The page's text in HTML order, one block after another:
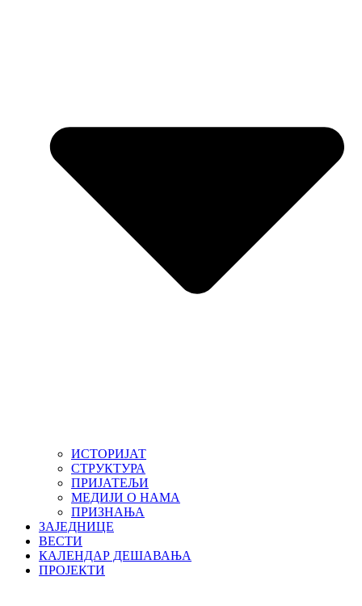
ИСТОРИЈАТ
СТРУКТУРА
ПРИЈАТЕЉИ
МЕДИЈИ О НАМА
ПРИЗНАЊА
ЗАЈЕДНИЦЕ
ВЕСТИ
КАЛЕНДАР ДЕШАВАЊА
ПРОЈЕКТИ